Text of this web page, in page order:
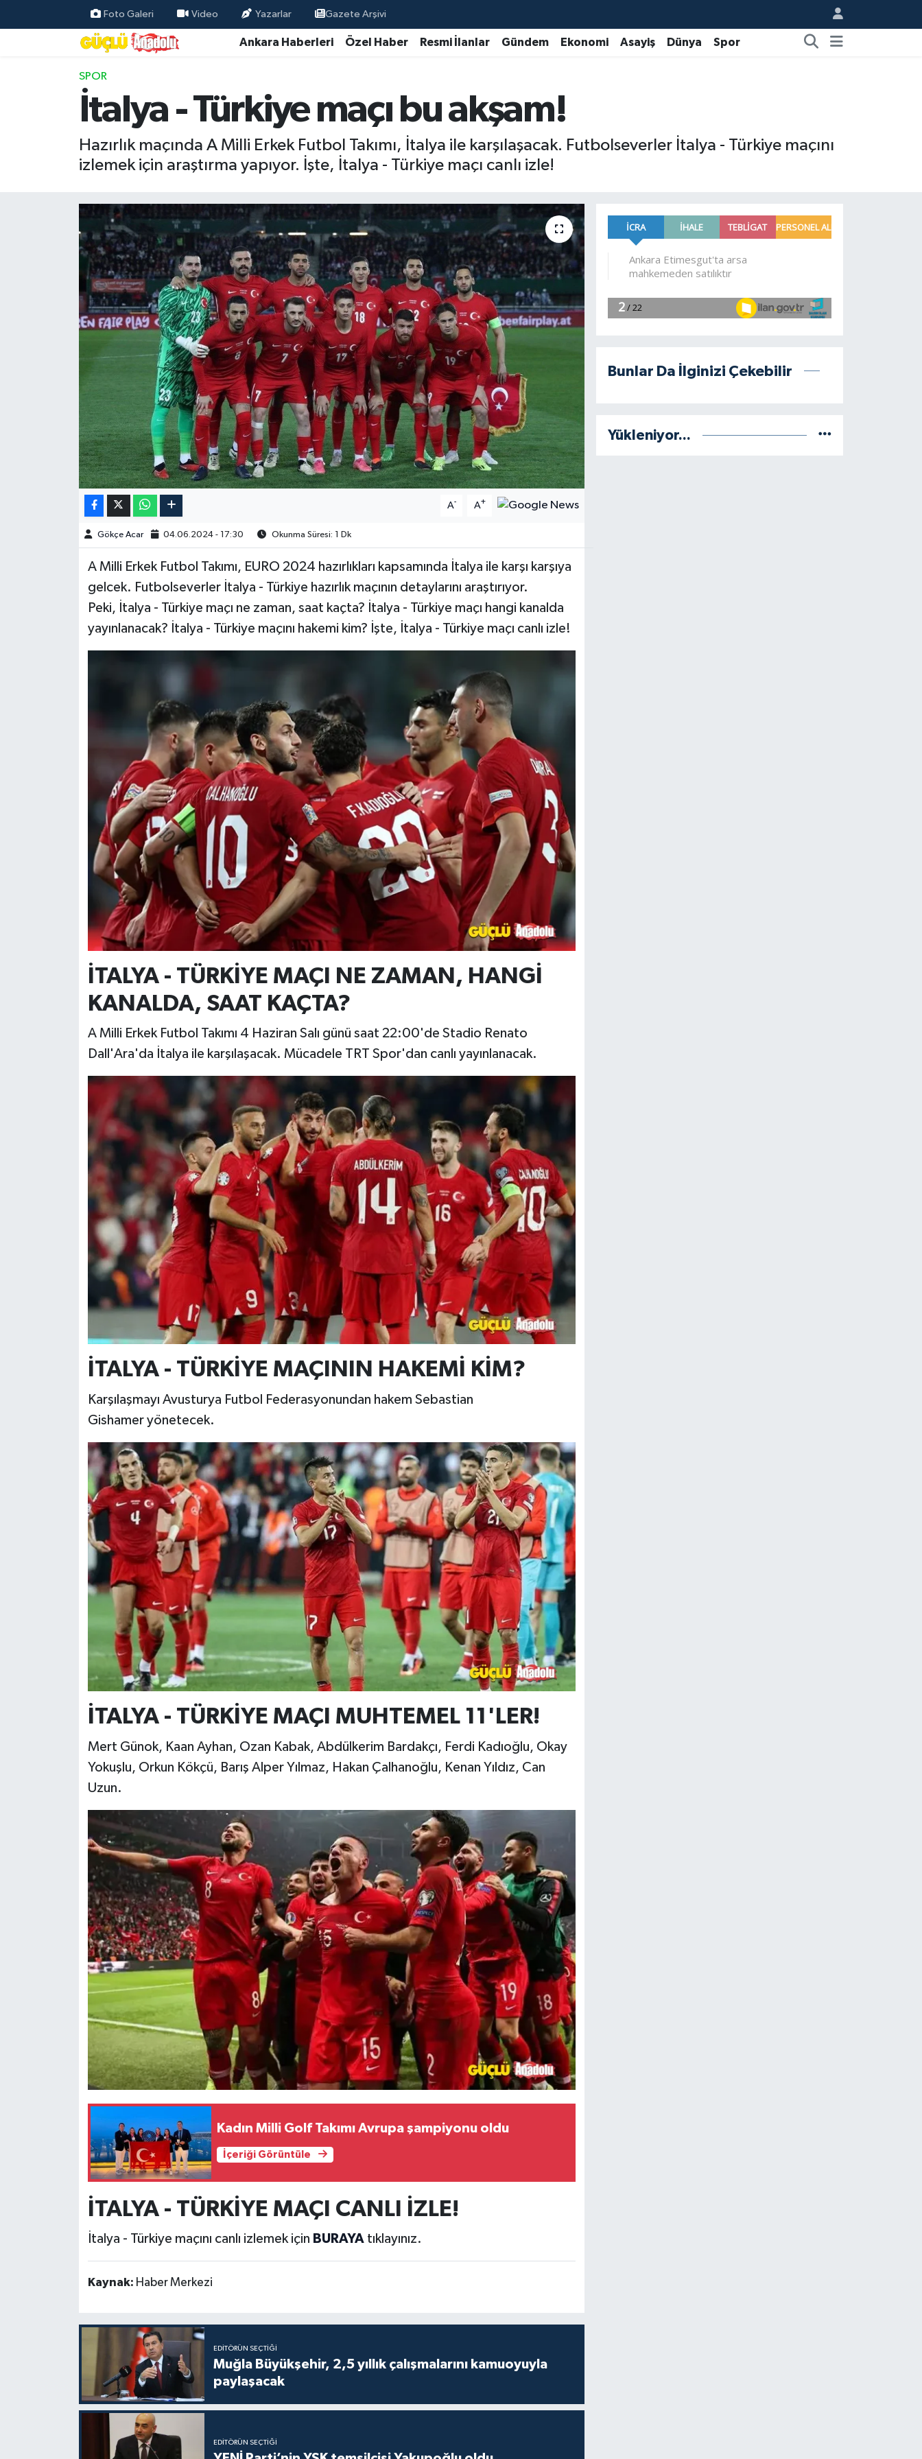
Foto Galeri Video Yazarlar Gazete Arşivi
Ankara Haberleri Özel Haber Resmi İlanlar Gündem Ekonomi Asayiş Dünya Spor
SPOR
İtalya - Türkiye maçı bu akşam!
Hazırlık maçında A Milli Erkek Futbol Takımı, İtalya ile karşılaşacak. Futbolseverler İtalya - Türkiye maçını
izlemek için araştırma yapıyor. İşte, İtalya - Türkiye maçı canlı izle!
A- A+
Gökçe Acar 04.06.2024 - 17:30 Okunma Süresi: 1 Dk
A Milli Erkek Futbol Takımı, EURO 2024 hazırlıkları kapsamında İtalya ile karşı karşıya
gelcek. Futbolseverler İtalya - Türkiye hazırlık maçının detaylarını araştırıyor.
Peki, İtalya - Türkiye maçı ne zaman, saat kaçta? İtalya - Türkiye maçı hangi kanalda
yayınlanacak? İtalya - Türkiye maçını hakemi kim? İşte, İtalya - Türkiye maçı canlı izle!
İTALYA - TÜRKİYE MAÇI NE ZAMAN, HANGİ
KANALDA, SAAT KAÇTA?
A Milli Erkek Futbol Takımı 4 Haziran Salı günü saat 22:00'de Stadio Renato
Dall'Ara'da İtalya ile karşılaşacak. Mücadele TRT Spor'dan canlı yayınlanacak.
İTALYA - TÜRKİYE MAÇININ HAKEMİ KİM?
Karşılaşmayı Avusturya Futbol Federasyonundan hakem Sebastian
Gishamer yönetecek.
İTALYA - TÜRKİYE MAÇI MUHTEMEL 11'LER!
Mert Günok, Kaan Ayhan, Ozan Kabak, Abdülkerim Bardakçı, Ferdi Kadıoğlu, Okay
Yokuşlu, Orkun Kökçü, Barış Alper Yılmaz, Hakan Çalhanoğlu, Kenan Yıldız, Can
Uzun.
Kadın Milli Golf Takımı Avrupa şampiyonu oldu
İçeriği Görüntüle
İTALYA - TÜRKİYE MAÇI CANLI İZLE!
İtalya - Türkiye maçını canlı izlemek için BURAYA tıklayınız.
Kaynak: Haber Merkezi
EDITÖRÜN SEÇTIĞI
Muğla Büyükşehir, 2,5 yıllık çalışmalarını kamuoyuyla
paylaşacak
EDITÖRÜN SEÇTIĞI
Bunlar Da İlginizi Çekebilir
Yükleniyor...
Özel Haber
Ankara Haberleri
Resmi İlanlar
Ekonomi
Magazin
Burç Yorumları
Hava Durumu
Kim kimdir?